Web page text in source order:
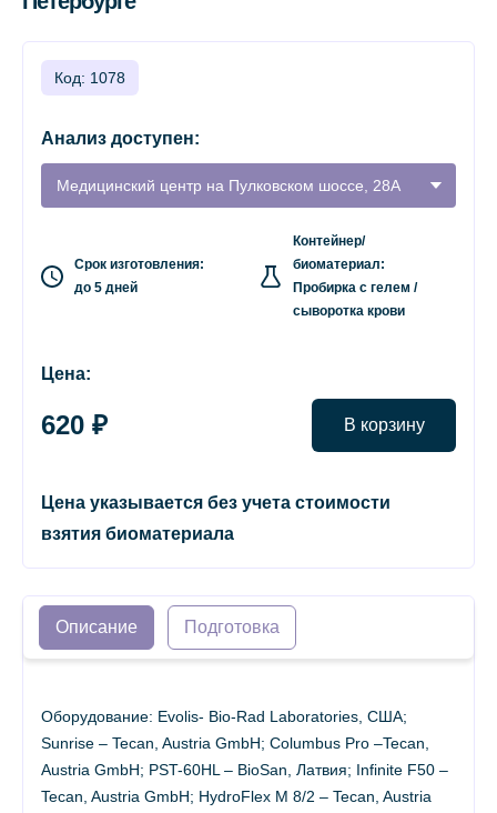
Код: 1078
Анализ доступен:
Медицинский центр на Пулковском шоссе, 28А
Срок изготовления:
до 5 дней
Контейнер/
биоматериал:
Пробирка с гелем /
сыворотка крови
Цена:
620 ₽ В корзину
Цена указывается без учета стоимости
взятия биоматериала
Описание Подготовка
Оборудование: Evolis- Bio-Rad Laboratories, США;
Sunrise – Tecan, Austria GmbH; Columbus Pro –Tecan,
Austria GmbH; PST-60HL – BioSan, Латвия; Infinite F50 –
Tecan, Austria GmbH; HydroFlex М 8/2 – Tecan, Austria